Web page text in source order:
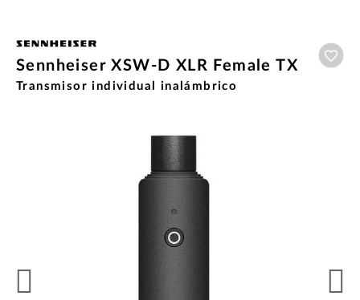
Sennheiser XSW-D XLR Female TX
Transmisor individual inalámbrico